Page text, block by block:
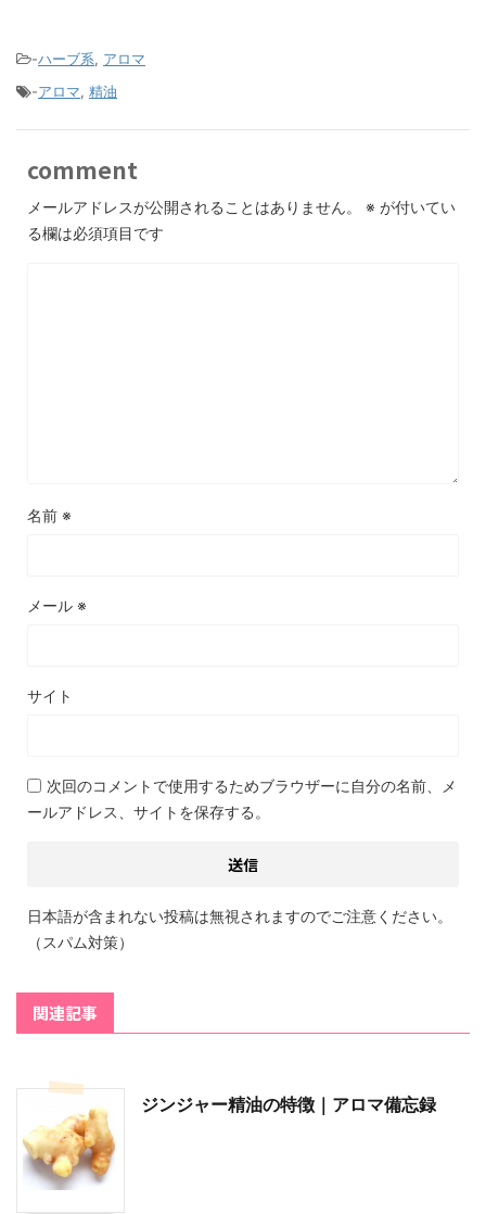
-ハーブ系, アロマ
-アロマ, 精油
comment
メールアドレスが公開されることはありません。 ※ が付いてい
る欄は必須項目です
名前 ※
メール ※
サイト
次回のコメントで使用するためブラウザーに自分の名前、メ
ールアドレス、サイトを保存する。
日本語が含まれない投稿は無視されますのでご注意ください。
（スパム対策）
関連記事
ジンジャー精油の特徴｜アロマ備忘録